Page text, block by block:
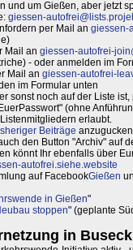
und um Gießen, aber jetzt
giessen-
per Mail an giessen-
Mail an giessen-autofrei-
- oder anmelden im
Mail an giessen-autofrei-
im Formular unten
sonst noch auf der Liste ist,
(ohne
erlaubt.
Beiträge
den Button "Archiv" auf
könnt Ihr ebenfalls über
autofrei.siehe.website
auf FacebookGießen
in Gießen"
stoppen" (geplante
in